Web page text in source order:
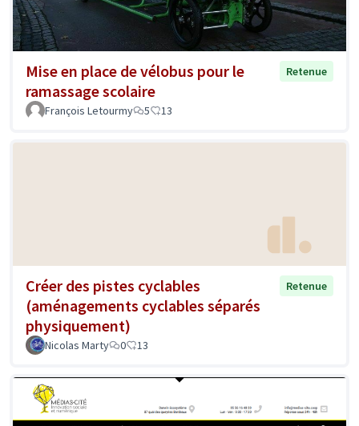
Mise en place de vélobus pour le
ramassage scolaire
Retenue
François Letourmy 5 13
Créer des pistes cyclables
(aménagements cyclables séparés
physiquement)
Retenue
Nicolas Marty 0 13